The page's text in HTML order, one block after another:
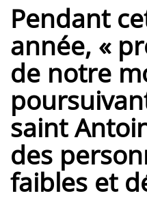
Pendant
année, «
de notre
saint
des
faibles et